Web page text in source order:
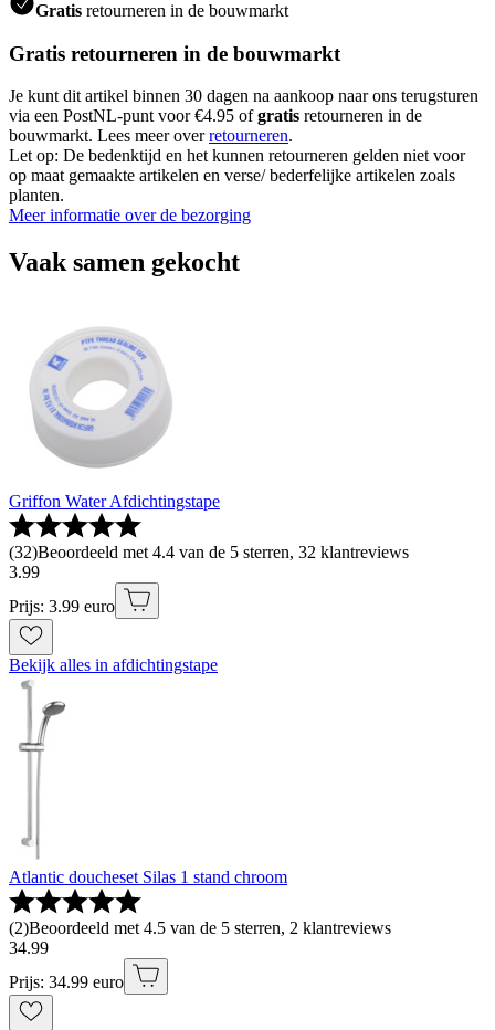
Gratis retourneren in de bouwmarkt
Gratis retourneren in de bouwmarkt
Je kunt dit artikel binnen 30 dagen na aankoop naar ons terugsturen
via een PostNL-punt voor €4.95 ofgratis retourneren in de
bouwmarkt. Lees meer overretourneren.
Let op: De bedenktijd en het kunnen retourneren gelden niet voor
op maat gemaakte artikelen en verse/ bederfelijke artikelen zoals
planten.
Meer informatie over de bezorging
Vaak samen gekocht
Griffon Water Afdichtingstape
(32)Beoordeeld met 4.4 van de 5 sterren, 32 klantreviews
3.99
Prijs: 3.99 euro
Bekijk alles in afdichtingstape
Atlantic doucheset Silas 1 stand chroom
(2)Beoordeeld met 4.5 van de 5 sterren, 2 klantreviews
34.99
Prijs: 34.99 euro